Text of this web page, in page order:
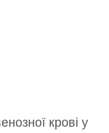
крові у